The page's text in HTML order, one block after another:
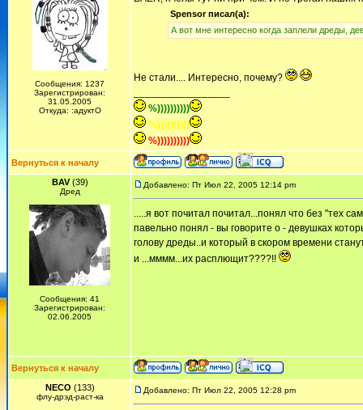
Сообщения: 1237
Зарегистрирован:
31.05.2005
Откуда: :адуктО
Spensor писал(а):
А вот мне интересно когда заплели дреды,
Не стали.... Интересно, почему?
%))))))))))
%))))))))))
%))))))))))
Вернуться к началу
BAV(39)
Дред
Сообщения: 41
Зарегистрирован:
02.06.2005
Добавлено: Пт Июл 22, 2005 12:14 pm
.....я вот почитал почитал...понял что без "тех
павельно понял - вы говорите о - девушках
голову дреды..и который в скором времени
и ...мммм...их расплющит????!!
Вернуться к началу
NECO (133)
флу-дрэд-раст-ка
Добавлено: Пт Июл 22, 2005 12:28 pm